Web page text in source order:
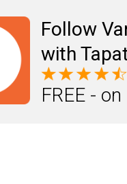
Follow
with
FREE -